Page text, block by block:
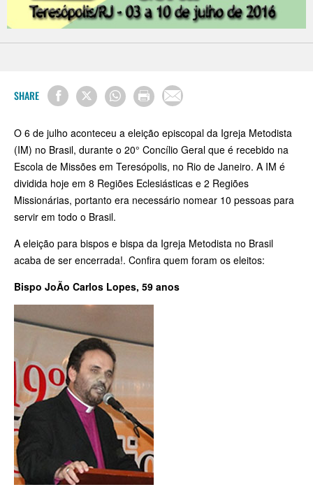
SHARE
O 6 de julho aconteceu a eleição episcopal da Igreja Metodista
(IM) no Brasil, durante o 20° Concílio Geral que é recebido na
Escola de Missões em Teresópolis, no Rio de Janeiro. A IM é
dividida hoje em 8 Regiões Eclesiásticas e 2 Regiões
Missionárias, portanto era necessário nomear 10 pessoas para
servir em todo o Brasil.
A eleição para bispos e bispa da Igreja Metodista no Brasil
acaba de ser encerrada!. Confira quem foram os eleitos:
Bispo JoÃo Carlos Lopes, 59 anos